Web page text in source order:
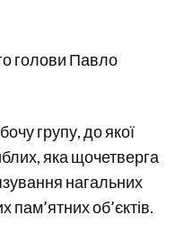
голови Павло
групу, до якої
яка щочетверга
нагальних
об’єктів.